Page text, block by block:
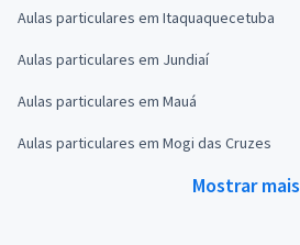
Aulas particulares em Itaquaquecetuba
Aulas particulares em Jundiaí
Aulas particulares em Mauá
Aulas particulares em Mogi das Cruzes
Mostrar mais